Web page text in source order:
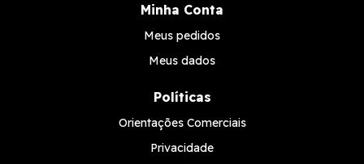
Minha Conta
Meus pedidos
Meus dados
Políticas
Orientações Comerciais
Privacidade